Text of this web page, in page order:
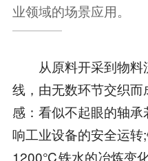
业领域的场景应用。
从原料开采到物料
线，由无数环节交织
感：看似不起眼的轴
响工业设备的安全运转
1200℃铁水的冶炼变